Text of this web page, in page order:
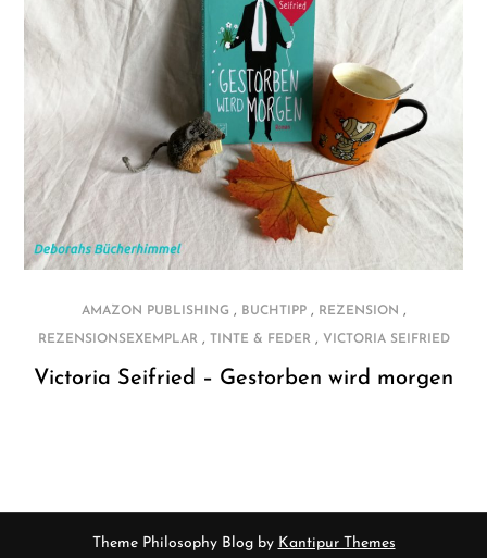
AMAZON PUBLISHING , BUCHTIPP, REZENSION ,
REZENSIONSEXEMPLAR, TINTE & FEDER, VICTORIA SEIFRIED
Victoria Seifried – Gestorben wird morgen
Theme Philosophy Blog by Kantipur Themes